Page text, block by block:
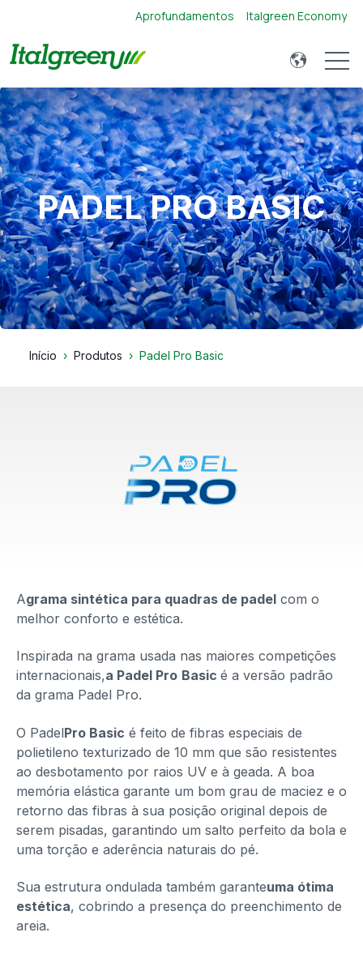
Aprofundamentos Italgreen Economy
Open
PADEL PRO BASIC
Início Produtos Padel Pro Basic
Agrama sintética para quadras de padel com o
melhor conforto e estética.
Inspirada na grama usada nas maiores competições
internacionais,a Padel Pro Basic é a versão padrão
da grama Padel Pro.
O PadelPro Basic é feito de fibras especiais de
polietileno texturizado de 10 mm que são resistentes
ao desbotamento por raios UV e à geada. A boa
memória elástica garante um bom grau de maciez e o
retorno das fibras à sua posição original depois de
serem pisadas, garantindo um salto perfeito da bola e
uma torção e aderência naturais do pé.
Sua estrutura ondulada também garanteuma ótima
estética, cobrindo a presença do preenchimento de
areia.